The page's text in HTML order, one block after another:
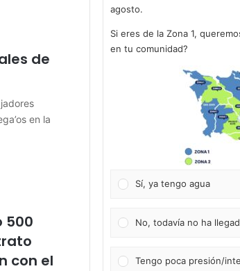
de
en la
500
con el
agosto.
Si eres de la Zona 1,
en tu comunidad?
Sí, ya tengo agua
No, todavía no ha
Tengo poca presión/